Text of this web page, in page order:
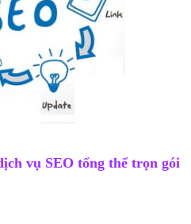
vụ SEO tổng thể trọn gói